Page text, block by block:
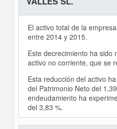
El activo total de la
entre 2014 y 2015.
Este decrecimiento ha sido
activo no corriente, que se
Esta reducción del activo
del Patrimonio Neto del
endeudamiento ha
del 3,83 %.